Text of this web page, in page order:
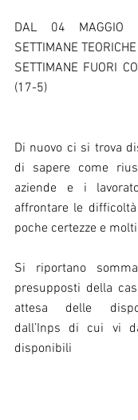
DAL 04 MAGGIO
SETTIMANE
SETTIMANE FUORI
(17-5)
Di nuovo ci si trova
di sapere come
aziende e i
affrontare le
poche certezze e
Si riportano
presupposti della
attesa delle
dall’Inps di cui vi
disponibili